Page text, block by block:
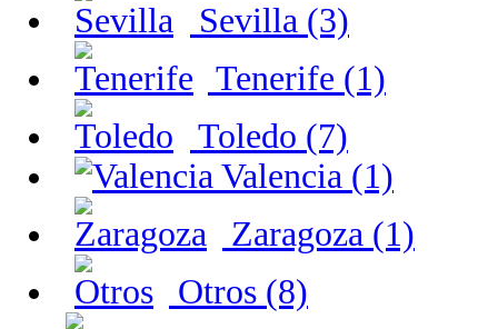
Sevilla (3)
Tenerife (1)
Toledo (7)
Valencia (1)
Zaragoza (1)
Otros (8)